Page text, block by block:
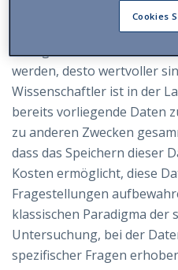
Streichhölzer: Werden sie
sie nicht verbraucht,
werden, desto wertvoller
Wissenschaftler ist in der
bereits vorliegende Daten
zu anderen Zwecken
dass das Speichern dieser
Kosten ermöglicht, diese
Fragestellungen
klassischen Paradigma der
Untersuchung, bei der
spezifischer Fragen
Cookies